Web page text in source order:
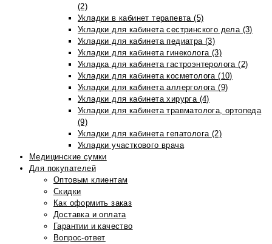
(2)
Укладки в кабинет терапевта (5)
Укладки для кабинета сестринского дела (3)
Укладки для кабинета педиатра (3)
Укладки для кабинета гинеколога (3)
Укладка для кабинета гастроэнтеролога (2)
Укладки для кабинета косметолога (10)
Укладки для кабинета аллерголога (9)
Укладки для кабинета хирурга (4)
Укладки для кабинета травматолога, ортопеда
(9)
Укладки для кабинета гепатолога (2)
Укладки участкового врача
Медицинские сумки
Для покупателей
Оптовым клиентам
Скидки
Как оформить заказ
Доставка и оплата
Гарантии и качество
Вопрос-ответ